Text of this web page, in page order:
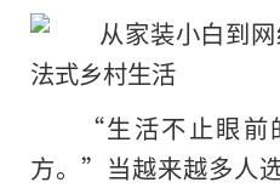
“生活不止眼
方。”当越来越多人